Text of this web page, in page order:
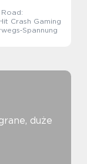
Crash Gaming
duże